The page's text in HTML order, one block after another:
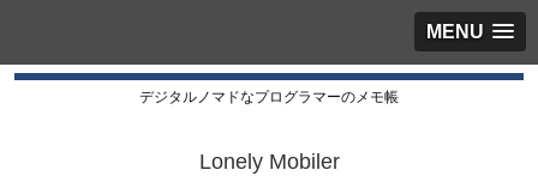
MENU
デジタルノマドなプログラマーのメモ帳
Lonely Mobiler